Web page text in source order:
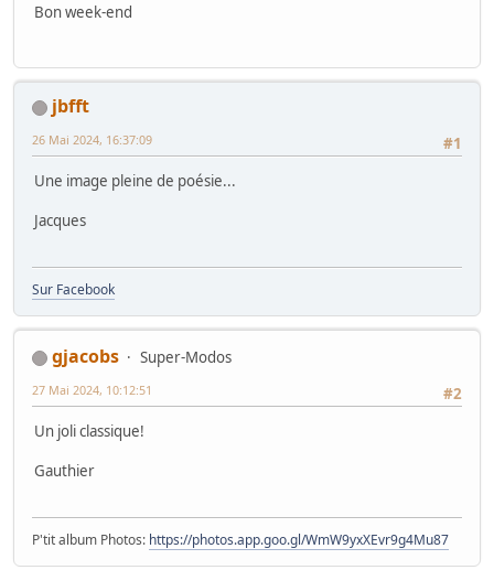
Bon week-end
jbfft
#1
26 Mai 2024, 16:37:09
Une image pleine de poésie...
Jacques
Sur Facebook
gjacobs
Super-Modos
#2
27 Mai 2024, 10:12:51
Un joli classique!
Gauthier
P'tit album Photos: https://photos.app.goo.gl/WmW9yxXEvr9g4Mu87